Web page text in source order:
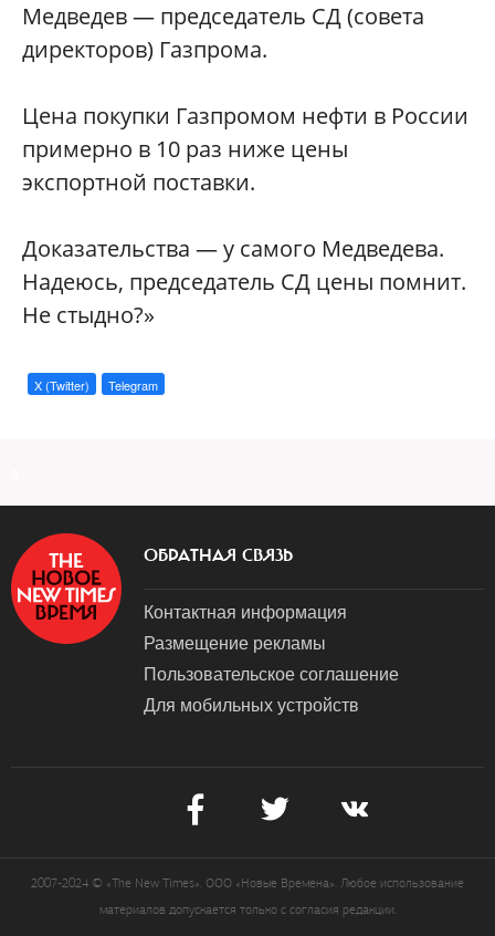
Медведев — председатель СД (совета
директоров) Газпрома.
Цена покупки Газпромом нефти в России
примерно в 10 раз ниже цены
экспортной поставки.
Доказательства — у самого Медведева.
Надеюсь, председатель СД цены помнит.
Не стыдно?»
X (Twitter) Telegram
ОБРАТНАЯ СВЯЗЬ
Контактная информация
Размещение рекламы
Пользовательское соглашение
Для мобильных устройств
2007-2024 © «The New Times». ООО «Новые Времена». Любое использование
материалов допускается только с согласия редакции.